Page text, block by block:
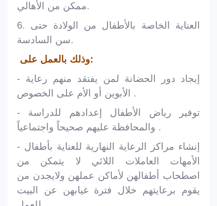
ممكن من الأهالي.
6. العناية الخاصة بالأطفال من الولادة حتى
سن السادسة.
وذلك بالعمل على:
- إيجاد دور الحضانة لمن يفتقد منهم رعاية
الأبوين أو الأم على الخصوص .
- توفير رياض الأطفال إعدادهم للدراسة
والمحافظة عليهم صحيحاً واجتماعياً .
- إنشاء مراكز الرعاية النهارية للعناية بأطفال
الأمهات العاملات اللائي لا يتمكن من
اصطحاب أطفالهن لأماكن عملهن ولايجدن من
يقوم برعايتهم خلال فترة غيابهن عن البيت